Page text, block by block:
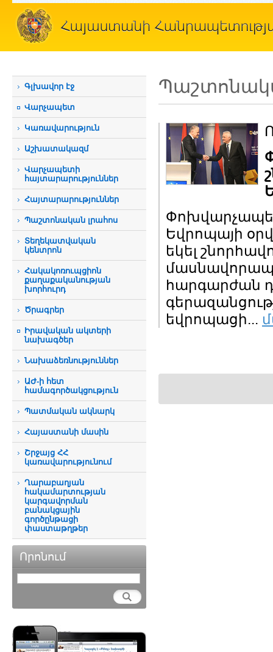
Գլխավոր էջ
Վարչապետ
Կառավարություն
Աշխատակազմ
Վարչապետի
հայտարարություններ
Հայտարարություններ
Պաշտոնական լրահոս
Տեղեկատվական
կենտրոն
Հակակոռուպցիոն
քաղաքականության
խորհուրդ
Ծրագրեր
Իրավական ակտերի
նախագծեր
Նախաձեռնություններ
ԱԺ-ի հետ
համագործակցություն
Պատմական ակնարկ
Հայաստանի մասին
Շրջայց ՀՀ
կառավարությունում
Ղարաբաղյան
հակամարտության
կարգավորման
բանակցային
գործընթացի
փաստաթղթեր
Որոնում
Եվրոպայի
եկել
հարգարժան
եվրոպացի...